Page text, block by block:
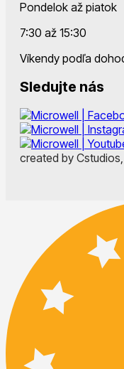
Pondelok až piatok
7:30 až 15:30
Víkendy podľa
Sledujte nás
created by